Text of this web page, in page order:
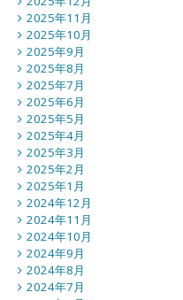
2025年11月
2025年10月
2025年9月
2025年8月
2025年7月
2025年6月
2025年5月
2025年4月
2025年3月
2025年2月
2025年1月
2024年12月
2024年11月
2024年10月
2024年9月
2024年8月
2024年7月